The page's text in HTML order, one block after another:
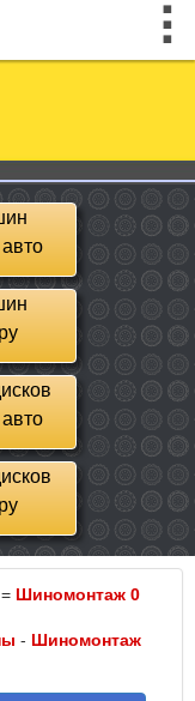
= Шиномонтаж 0
- Шиномонтаж